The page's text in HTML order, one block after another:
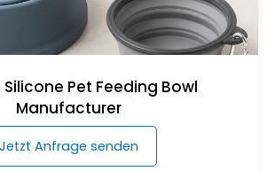
Pet Feeding Bowl
Manufacturer
Jetzt Anfrage senden